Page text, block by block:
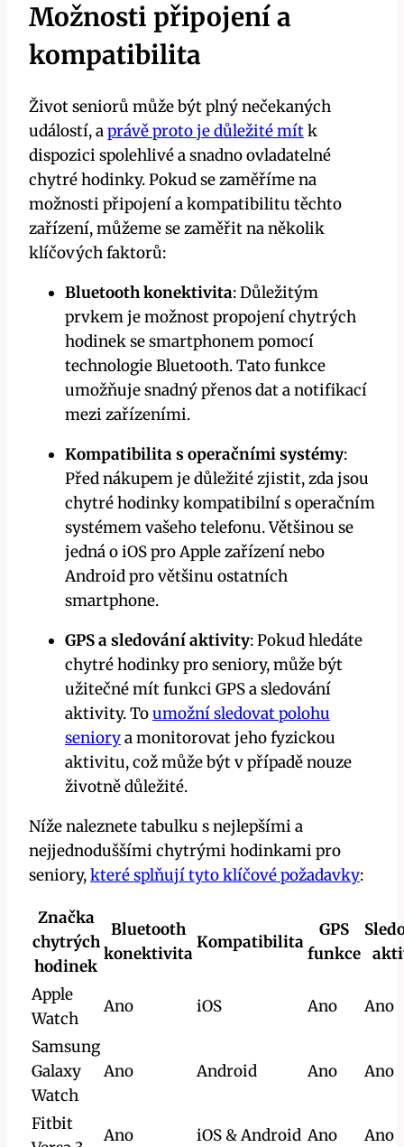
Možnosti připojení a
kompatibilita
Život seniorů může být plný nečekaných
událostí, aprávě proto je důležité mítk
dispozici spolehlivé a snadno ovladatelné
chytré hodinky. Pokud se zaměříme na
možnosti připojení a kompatibilitu těchto
zařízení, můžeme se zaměřit na několik
klíčových faktorů:
Bluetooth konektivita: Důležitým
prvkem je možnost propojení chytrých
hodinek se smartphonem pomocí
technologie Bluetooth. Tato funkce
umožňuje snadný přenos dat a notifikací
mezi zařízeními.
Kompatibilita s operačními systémy:
Před nákupem je důležité zjistit, zda jsou
chytré hodinky kompatibilní s operačním
systémem vašeho telefonu. Většinou se
jedná o iOS pro Apple zařízení nebo
Android pro většinu ostatních
smartphone.
GPS a sledování aktivity: Pokud hledáte
chytré hodinky pro seniory, může být
užitečné mít funkci GPS a sledování
aktivity. Toumožní sledovat polohu
seniorya monitorovat jeho fyzickou
aktivitu, což může být v případě nouze
životně důležité.
Níže naleznete tabulku s nejlepšími a
nejjednoduššími chytrými hodinkami pro
seniory,které splňují tyto klíčové požadavky:
Značka
chytrých
hodinek
Bluetooth
konektivita
Kompatibilita
GPS
funkce
Apple
Watch
Ano iOS Ano Ano
Samsung
Galaxy
Watch
Ano Android Ano Ano
Fitbit
Ano iOS & Android Ano Ano